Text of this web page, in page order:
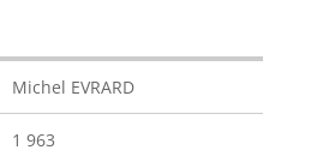
Michel EVRARD
1 963